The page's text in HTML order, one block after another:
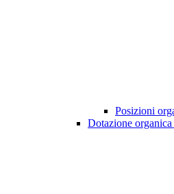
Posizioni
Dotazione organica